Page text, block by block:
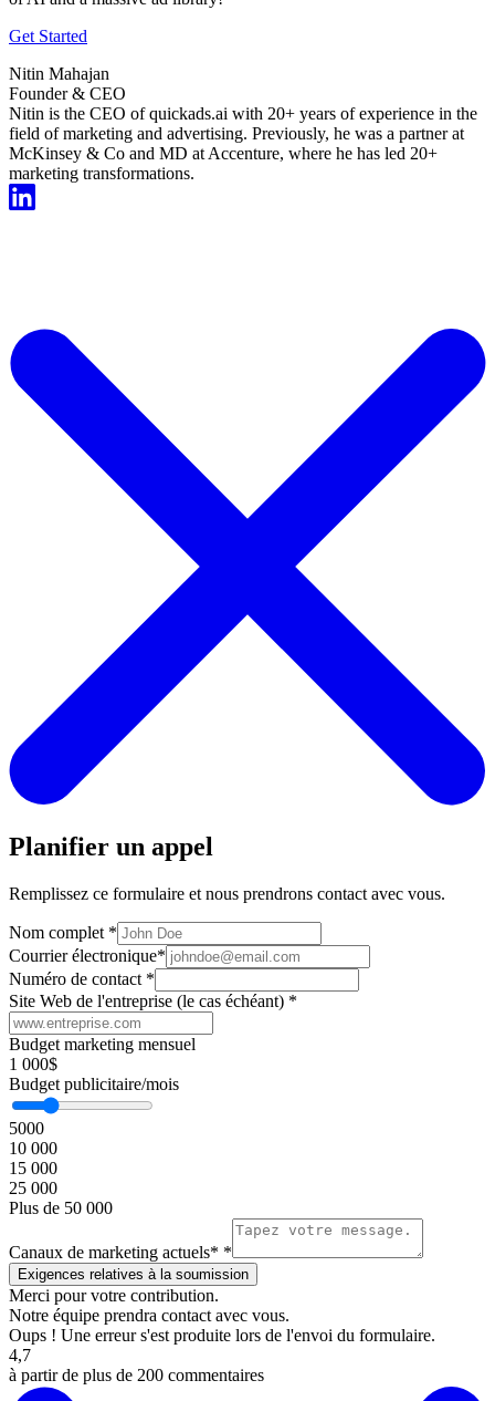
Get Started
Nitin Mahajan
Founder & CEO
Nitin is the CEO of quickads.ai with 20+ years of experience in the
field of marketing and advertising. Previously, he was a partner at
McKinsey & Co and MD at Accenture, where he has led 20+
marketing transformations.
Planifier un appel
Remplissez ce formulaire et nous prendrons contact avec vous.
Nom complet *
Courrier électronique*
Numéro de contact *
Site Web de l'entreprise (le cas échéant) *
Budget marketing mensuel
1 000$
Budget publicitaire/mois
5000
10 000
15 000
25 000
Plus de 50 000
Canaux de marketing actuels* *
Merci pour votre contribution.
Notre équipe prendra contact avec vous.
Oups ! Une erreur s'est produite lors de l'envoi du formulaire.
4,7
à partir de plus de 200 commentaires